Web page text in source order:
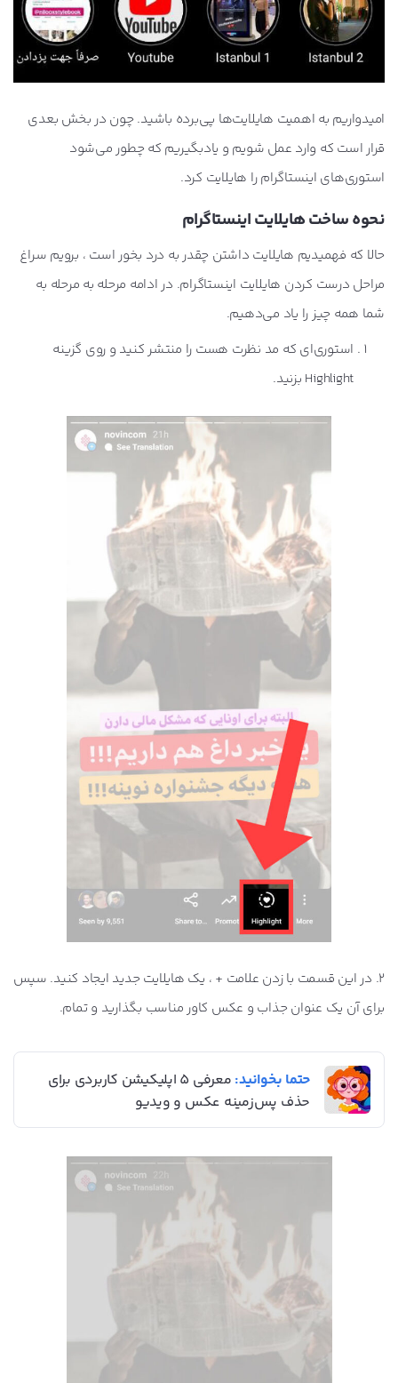
امیدواریم به اهمیت هایلایت‌ها پی‌برده باشید. چون در بخش بعدی
قرار است که وارد عمل شویم و یادبگیریم که چطور می‌شود
استوری‌های اینستاگرام را هایلایت کرد.
نحوه ساخت هایلایت اینستاگرام
حالا که فهمیدیم هایلایت‌ داشتن چقدر به درد بخور است ، برویم سراغ
مراحل درست کردن هایلایت‌ اینستاگرام. در ادامه مرحله به مرحله به
شما همه چیز را یاد می‌دهیم.
استوری‌ای که مد نظرت هست را منتشر کنید و روی گزینه
Highlight بزنید.
2. در این قسمت با زدن علامت + ، یک هایلایت جدید ایجاد کنید. سپس
برای آن یک عنوان جذاب و عکس کاور مناسب بگذارید و تمام.
حتما بخوانید:
معرفی 5 اپلیکیشن کاربردی برای
حذف پس‌زمینه عکس و ویدیو